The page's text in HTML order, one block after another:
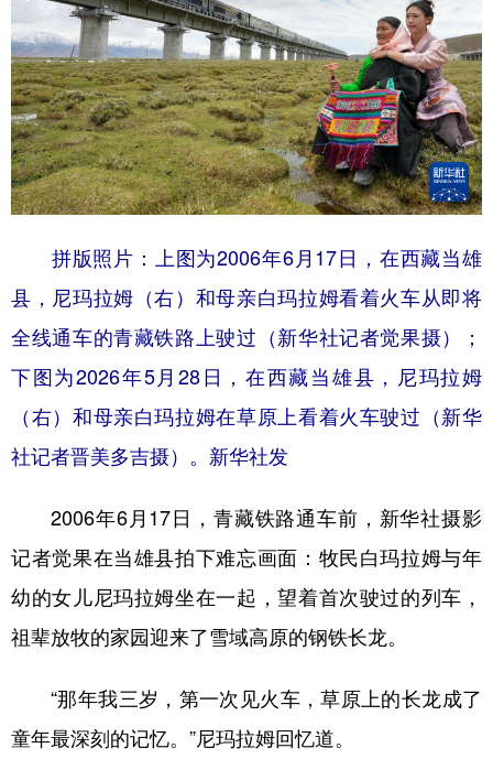
拼版照片：上图为2006年6月17日，在西藏当雄
县，尼玛拉姆（右）和母亲白玛拉姆看着火车从即将
全线通车的青藏铁路上驶过（新华社记者觉果摄）；
下图为2026年5月28日，在西藏当雄县，尼玛拉姆
（右）和母亲白玛拉姆在草原上看着火车驶过（新华
社记者晋美多吉摄）。新华社发
2006年6月17日，青藏铁路通车前，新华社摄影
记者觉果在当雄县拍下难忘画面：牧民白玛拉姆与年
幼的女儿尼玛拉姆坐在一起，望着首次驶过的列车，
祖辈放牧的家园迎来了雪域高原的钢铁长龙。
“那年我三岁，第一次见火车，草原上的长龙成了
童年最深刻的记忆。”尼玛拉姆回忆道。